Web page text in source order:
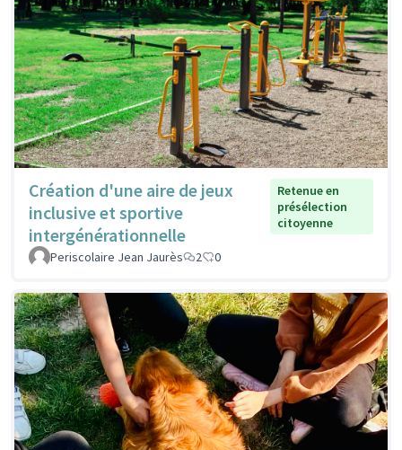
Création d'une aire de jeux
inclusive et sportive
intergénérationnelle
Retenue en
présélection
citoyenne
Periscolaire Jean Jaurès 2 0